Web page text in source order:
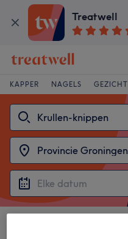
Treatwell
KAPPER NAGELS GEZICHT